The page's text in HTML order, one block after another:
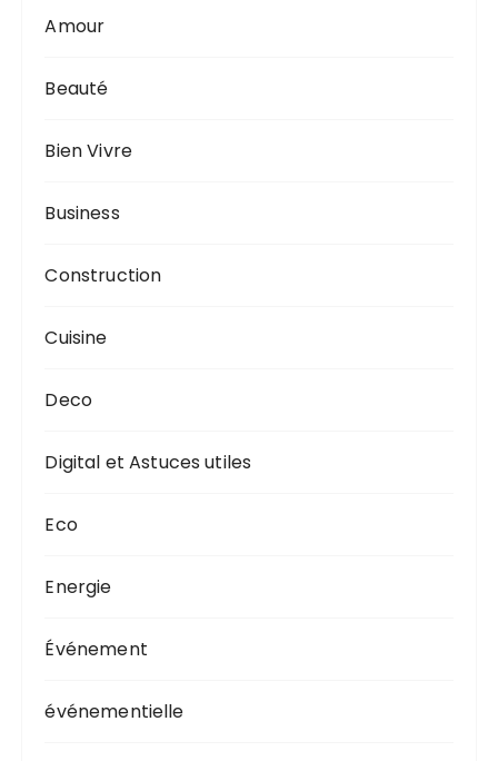
Amour
Beauté
Bien Vivre
Business
Construction
Cuisine
Deco
Digital et Astuces utiles
Eco
Energie
Événement
événementielle